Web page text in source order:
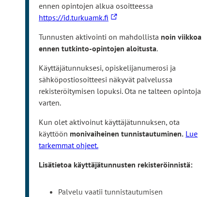
ennen opintojen alkua osoitteessa
https://id.turkuamk.fi L
n
k
u
l
i
e
Tunnusten aktivointi on mahdollista noin viikkoa
ennen tutkinto-opintojen aloitusta.
Käyttäjätunnuksesi, opiskelijanumerosi ja
sähköpostiosoitteesi näkyvät palvelussa
rekisteröitymisen lopuksi. Ota ne talteen opintoja
varten.
Kun olet aktivoinut käyttäjätunnuksen, ota
käyttöön monivaiheinen tunnistautuminen. Lue
tarkemmat ohjeet.
Lisätietoa käyttäjätunnusten rekisteröinnistä:
Palvelu vaatii tunnistautumisen